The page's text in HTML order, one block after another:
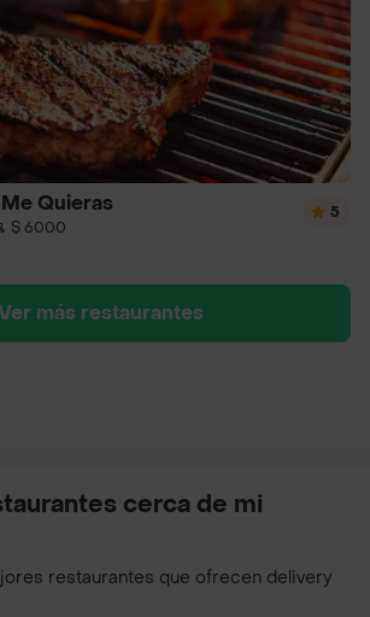
Quieras
$ 6000
5
más restaurantes
cerca de mi
restaurantes que ofrecen delivery